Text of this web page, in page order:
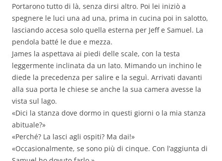
Portarono tutto di là, senza dirsi altro. Poi lei iniziò a
spegnere le luci una ad una, prima in cucina poi in salotto,
lasciando accesa solo quella esterna per Jeff e Samuel. La
pendola batté le due e mezza.
James la aspettava ai piedi delle scale, con la testa
leggermente inclinata da un lato. Mimando un inchino le
diede la precedenza per salire e la seguì. Arrivati davanti
alla sua porta le chiese se anche la sua camera avesse la
vista sul lago.
«Dici la stanza dove dormo in questi giorni o la mia stanza
abituale?»
«Perché? La lasci agli ospiti? Ma dai!»
«Occasionalmente, se sono più di cinque. Con l’aggiunta di